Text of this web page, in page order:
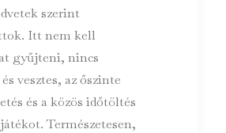
szerint
Itt nem kell
gyűjteni, nincs
vesztes, az őszinte
és a közös időtöltés
Természetesen,